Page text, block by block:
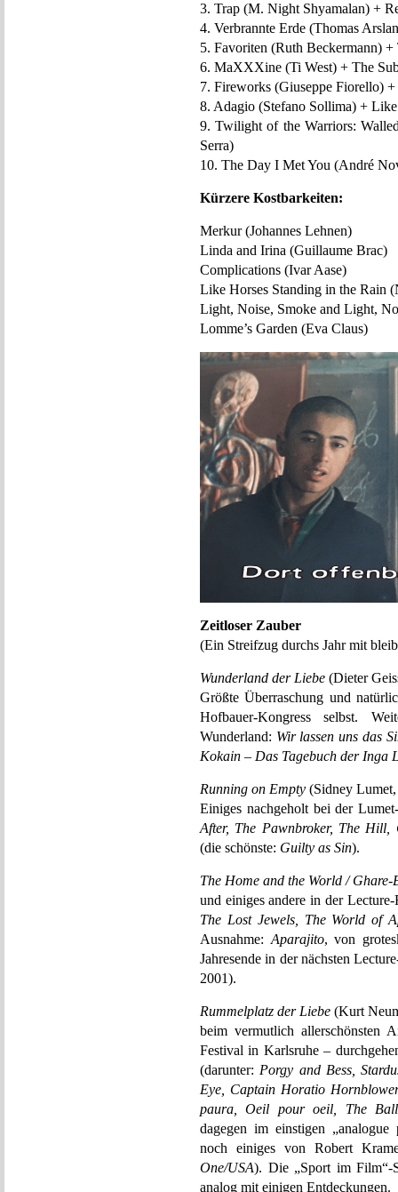
3. Trap (M. Night Shyamalan) +
4. Verbrannte Erde (Thomas
5. Favoriten (Ruth Beckermann)
6. MaXXXine (Ti West) + The
7. Fireworks (Giuseppe Fiorello)
8. Adagio (Stefano Sollima) +
9. Twilight of the Warriors:
Serra)
10. The Day I Met You (André
Kürzere Kostbarkeiten:
Merkur (Johannes Lehnen)
Linda and Irina (Guillaume Brac)
Complications (Ivar Aase)
Like Horses Standing in the Rain
Light, Noise, Smoke and Light,
Lomme’s Garden (Eva Claus)
Zeitloser Zauber
(Ein Streifzug durchs Jahr mit
Wunderland der Liebe (Dieter
Größte Überraschung und
Hofbauer-Kongress selbst.
Wunderland: Wir lassen uns das
Kokain – Das Tagebuch der Inga
Running on Empty (Sidney
Einiges nachgeholt bei der
After, The Pawnbroker, The Hill,
(die schönste: Guilty as Sin).
The Home and the World / Ghare-
und einiges andere in der
The Lost Jewels, The World of
Ausnahme: Aparajito, von
Jahresende in der nächsten
2001).
Rummelplatz der Liebe (Kurt
beim vermutlich allerschönsten
Festival in Karlsruhe –
(darunter: Porgy and Bess,
Eye, Captain Horatio
paura, Oeil pour oeil, The
dagegen im einstigen „analogue
noch einiges von Robert
One/USA). Die „Sport im Film“-
analog mit einigen Entdeckungen.